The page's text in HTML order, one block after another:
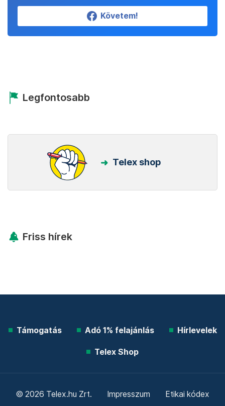
Követem!
Legfontosabb
Telex shop
Friss hírek
Támogatás Adó 1% felajánlás Hírlevelek
Telex Shop
© 2026 Telex.hu Zrt. Impresszum Etikai kódex